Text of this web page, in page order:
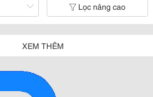
Lọc nâng cao
XEM THÊM